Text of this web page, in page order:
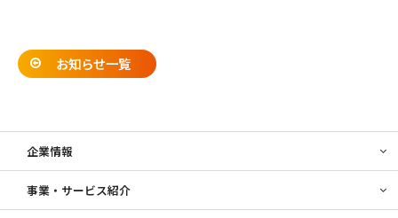
お知らせ一覧
企業情報
事業・サービス紹介